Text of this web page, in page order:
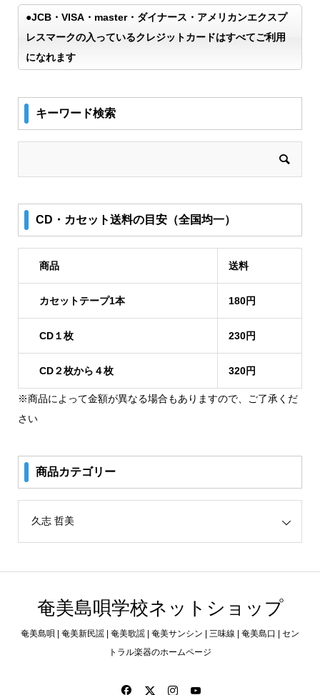
●JCB・VISA・master・ダイナース・アメリカンエクスプ
レスマークの入っているクレジットカードはすべてご利用
になれます
キーワード検索
CD・カセット送料の目安（全国均一）
商品 送料
カセットテープ1本 180円
CD１枚 230円
CD２枚から４枚 320円
※商品によって金額が異なる場合もありますので、ご了承くだ
さい
商品カテゴリー
奄美島唄学校ネットショップ
奄美島唄 | 奄美新民謡 | 奄美歌謡 | 奄美サンシン | 三味線 | 奄美島口 | セン
トラル楽器のホームページ